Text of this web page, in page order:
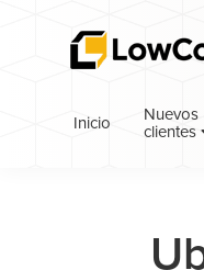
contenido
Inicio
Nuevos
clientes